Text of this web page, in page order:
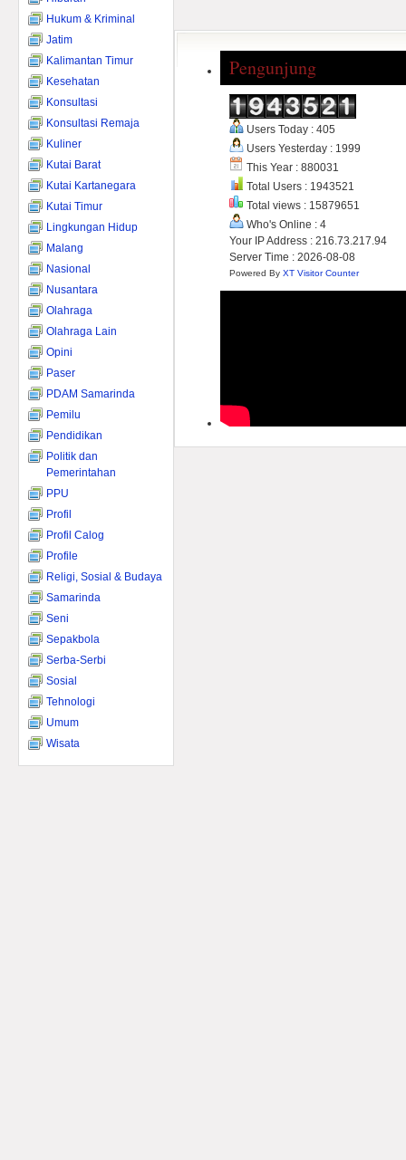
Hukum & Kriminal
Jatim
Kalimantan Timur
Kesehatan
Konsultasi
Konsultasi Remaja
Kuliner
Kutai Barat
Kutai Kartanegara
Kutai Timur
Lingkungan Hidup
Malang
Nasional
Nusantara
Olahraga
Olahraga Lain
Opini
Paser
PDAM Samarinda
Pemilu
Pendidikan
Politik dan
Pemerintahan
PPU
Profil
Profil Calog
Profile
Religi, Sosial & Budaya
Samarinda
Seni
Sepakbola
Serba-Serbi
Sosial
Tehnologi
Umum
Wisata
Pengunjung
Users Today : 405
Users Yesterday : 1999
This Year : 880031
Total Users : 1943521
Total views : 15879651
Who's Online : 4
Your IP Address : 216.73.217.94
Server Time : 2026-08-08
Powered By XT Visitor Counter